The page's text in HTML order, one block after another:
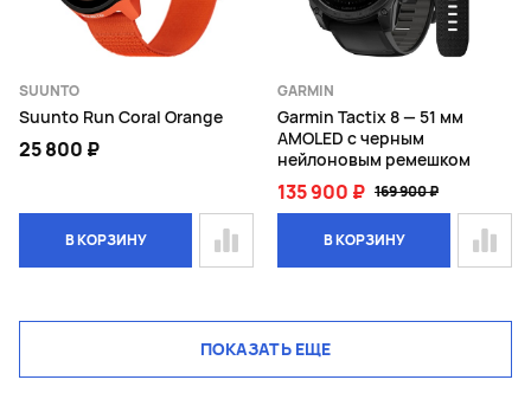
SUUNTO
Suunto Run Coral Orange
25 800 ₽
В КОРЗИНУ
GARMIN
Garmin Tactix 8 — 51 мм
AMOLED с черным
нейлоновым ремешком
135 900 ₽ 169 900 ₽
В КОРЗИНУ
ПОКАЗАТЬ ЕЩЕ